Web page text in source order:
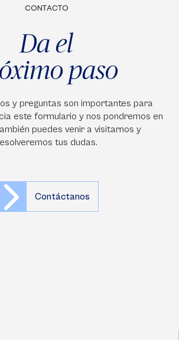
CONTACTO
Da el
paso
y preguntas son importantes para
este formulario y nos pondremos en
puedes venir a visitarnos y
tus dudas.
Contáctanos